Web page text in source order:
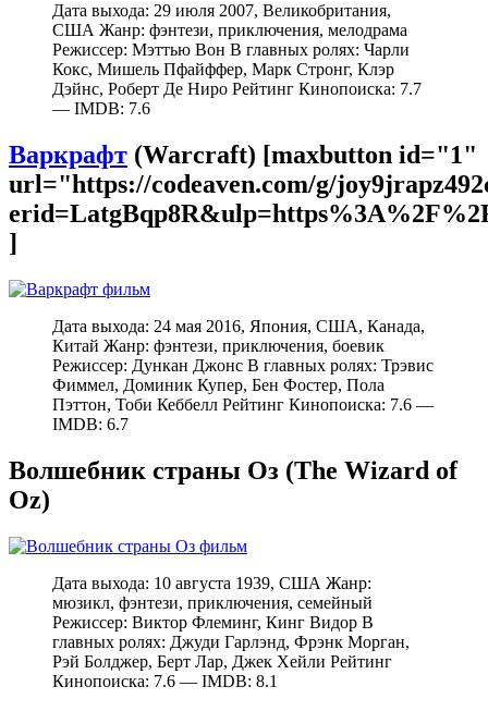
Дата выхода: 29 июля 2007, Великобритания,
США Жанр: фэнтези, приключения, мелодрама
Режиссер: Мэттью Вон В главных ролях: Чарли
Кокс, Мишель Пфайффер, Марк Стронг, Клэр
Дэйнс, Роберт Де Ниро Рейтинг Кинопоиска: 7.7
— IMDB: 7.6
Варкрафт (Warcraft) [maxbutton id="1"
url="https://codeaven.com/g/
]
Дата выхода: 24 мая 2016, Япония, США, Канада,
Китай Жанр: фэнтези, приключения, боевик
Режиссер: Дункан Джонс В главных ролях: Трэвис
Фиммел, Доминик Купер, Бен Фостер, Пола
Пэттон, Тоби Кеббелл Рейтинг Кинопоиска: 7.6 —
IMDB: 6.7
Волшебник страны Оз (The Wizard of
Oz)
Дата выхода: 10 августа 1939, США Жанр:
мюзикл, фэнтези, приключения, семейный
Режиссер: Виктор Флеминг, Кинг Видор В
главных ролях: Джуди Гарлэнд, Фрэнк Морган,
Рэй Болджер, Берт Лар, Джек Хейли Рейтинг
Кинопоиска: 7.6 — IMDB: 8.1